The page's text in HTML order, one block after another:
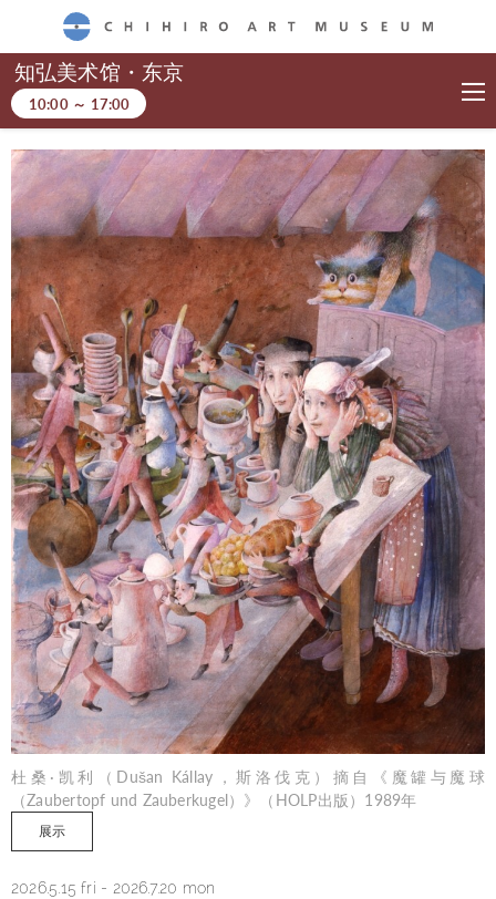
CHIHIRO ART MUSEUM
知弘美术馆・东京
10:00～ 17:00
杜桑·凯利（Dušan Kállay，斯洛伐克）摘自《魔罐与魔球
（Zaubertopf und Zauberkugel）》（HOLP出版）1989年
展示
2026.5.15 fri - 2026.7.20 mon